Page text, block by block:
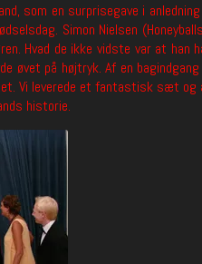
som en surprisegave i
Simon Nielsen
Hvad de ikke vidste var at
øvet på højtryk. Af en
Vi leverede et fantastisk sæt
historie.